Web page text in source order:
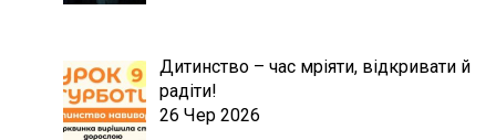
Дитинство – час мріяти, відкривати й
радіти!
26 Чер 2026